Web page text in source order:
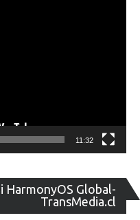
11:32
HarmonyOS Global-
TransMedia.cl
de